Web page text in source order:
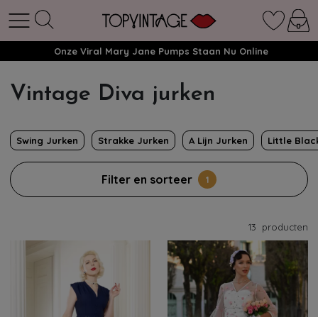
Onze Viral Mary Jane Pumps Staan Nu Online
Vintage Diva jurken
Swing Jurken Strakke Jurken A Lijn Jurken Little
Filter en sorteer 1
13 producten